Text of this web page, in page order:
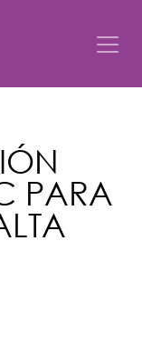
PARA